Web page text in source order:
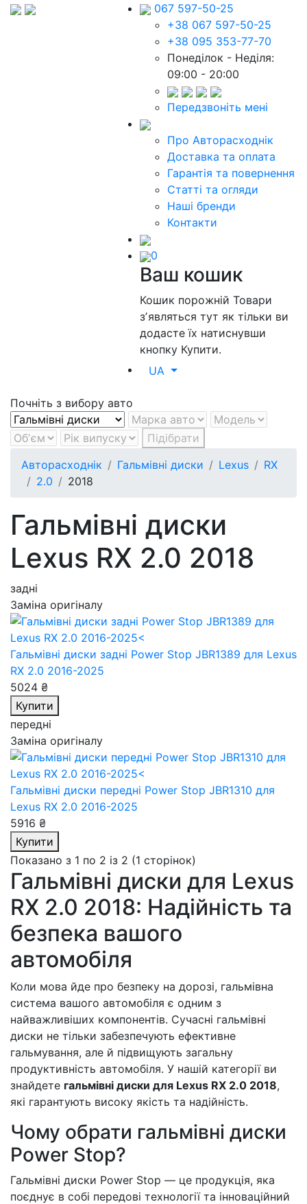
067 597-50-25
+38 067 597-50-25
+38 095 353-77-70
Понеділок - Неділя:
09:00 - 20:00
Передзвоніть мені
Про Авторасходнік
Доставка та оплата
Гарантія та повернення
Статті та огляди
Наші бренди
Контакти
0
Ваш кошик
Кошик порожнійТовари
зʼявляться тут як тільки ви
додасте їх натиснувши
кнопку Купити.
UA
Почніть з вибору авто
Підібрати
Авторасходнік
Гальмівні диски Lexus
RX
2.0
2018
Гальмівні диски
Lexus RX 2.0 2018
задні
Заміна оригіналу
Гальмівні диски задні Power Stop JBR1389 для Lexus
RX 2.0 2016-2025
5024 ₴
Купити
передні
Заміна оригіналу
Гальмівні диски передні Power Stop JBR1310 для
Lexus RX 2.0 2016-2025
5916 ₴
Купити
Показано з 1 по 2 із 2 (1 сторінок)
Гальмівні диски для Lexus
RX 2.0 2018: Надійність та
безпека вашого
автомобіля
Коли мова йде про безпеку на дорозі, гальмівна
система вашого автомобіля є одним з
найважливіших компонентів. Сучасні гальмівні
диски не тільки забезпечують ефективне
гальмування, але й підвищують загальну
продуктивність автомобіля. У нашій категорії ви
знайдете гальмівні диски для Lexus RX 2.0 2018,
які гарантують високу якість та надійність.
Чому обрати гальмівні диски
Power Stop?
Гальмівні диски Power Stop — це продукція, яка
поєднує в собі передові технології та інноваційний